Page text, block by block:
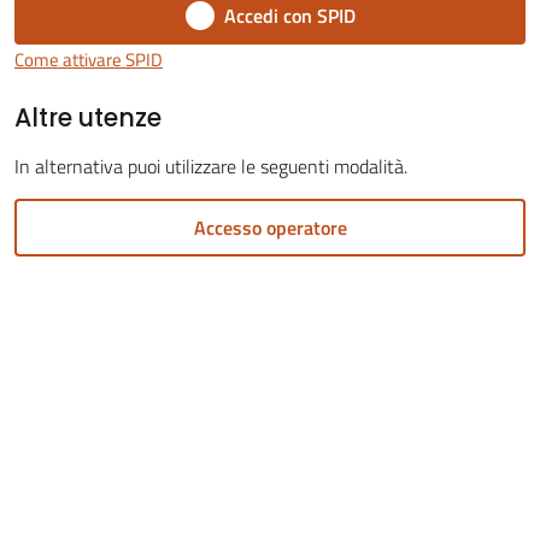
Servizi
on-
Accedi con SPID
Come attivare SPID
Altre utenze
In alternativa puoi utilizzare le seguenti modalità.
Accesso operatore